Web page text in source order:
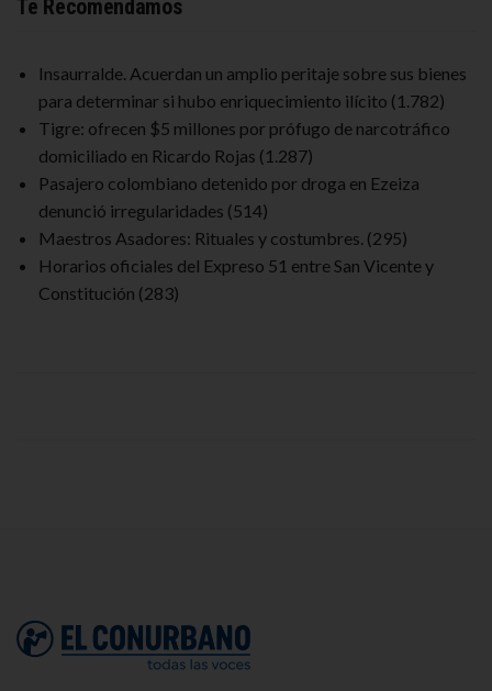
Te Recomendamos
Insaurralde. Acuerdan un amplio peritaje sobre sus bienes
para determinar si hubo enriquecimiento ilícito (1.782)
Tigre: ofrecen $5 millones por prófugo de narcotráfico
domiciliado en Ricardo Rojas (1.287)
Pasajero colombiano detenido por droga en Ezeiza
denunció irregularidades (514)
Maestros Asadores: Rituales y costumbres. (295)
Horarios oficiales del Expreso 51 entre San Vicente y
Constitución (283)